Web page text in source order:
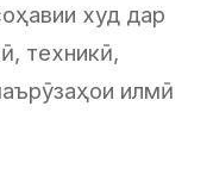
худ дар
техникӣ,
илмӣ